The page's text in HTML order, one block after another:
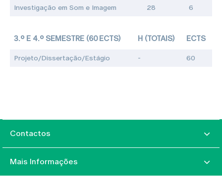
Investigação em Som e Imagem 28 6
3.º E 4.º SEMESTRE (60 ECTS) H (TOTAIS) ECTS
Projeto/Dissertação/Estágio - 60
Contactos
Mais Informações